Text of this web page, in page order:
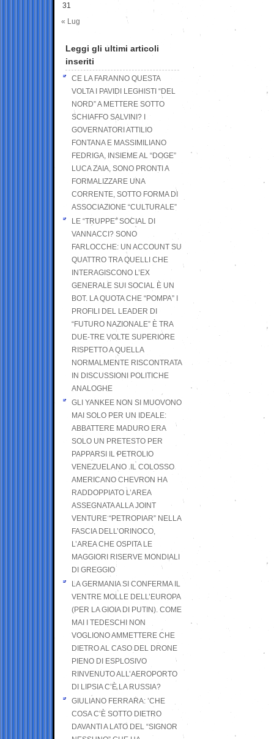
31
« Lug
Leggi gli ultimi articoli
inseriti
CE LA FARANNO QUESTA
VOLTA I PAVIDI LEGHISTI “DEL
NORD” A METTERE SOTTO
SCHIAFFO SALVINI? I
GOVERNATORI ATTILIO
FONTANA E MASSIMILIANO
FEDRIGA, INSIEME AL “DOGE”
LUCA ZAIA, SONO PRONTI A
FORMALIZZARE UNA
CORRENTE, SOTTO FORMA DI
ASSOCIAZIONE “CULTURALE”
LE “TRUPPE” SOCIAL DI
VANNACCI? SONO
FARLOCCHE: UN ACCOUNT SU
QUATTRO TRA QUELLI CHE
INTERAGISCONO L’EX
GENERALE SUI SOCIAL È UN
BOT. LA QUOTA CHE “POMPA” I
PROFILI DEL LEADER DI
“FUTURO NAZIONALE” È TRA
DUE-TRE VOLTE SUPERIORE
RISPETTO A QUELLA
NORMALMENTE RISCONTRATA
IN DISCUSSIONI POLITICHE
ANALOGHE
GLI YANKEE NON SI MUOVONO
MAI SOLO PER UN IDEALE:
ABBATTERE MADURO ERA
SOLO UN PRETESTO PER
PAPPARSI IL PETROLIO
VENEZUELANO .IL COLOSSO
AMERICANO CHEVRON HA
RADDOPPIATO L’AREA
ASSEGNATA ALLA JOINT
VENTURE “PETROPIAR” NELLA
FASCIA DELL’ORINOCO,
L’AREA CHE OSPITA LE
MAGGIORI RISERVE MONDIALI
DI GREGGIO
LA GERMANIA SI CONFERMA IL
VENTRE MOLLE DELL’EUROPA
(PER LA GIOIA DI PUTIN). COME
MAI I TEDESCHI NON
VOGLIONO AMMETTERE CHE
DIETRO AL CASO DEL DRONE
PIENO DI ESPLOSIVO
RINVENUTO ALL’AEROPORTO
DI LIPSIA C’È LA RUSSIA?
GIULIANO FERRARA: ’CHE
COSA C’È SOTTO DIETRO
DAVANTI A LATO DEL “SIGNOR